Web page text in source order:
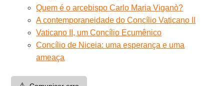
Quem é o arcebispo Carlo Maria Viganò?
A contemporaneidade do Concílio Vaticano II
Vaticano II, um Concílio Ecumênico
Concílio de Niceia: uma esperança e uma
ameaça